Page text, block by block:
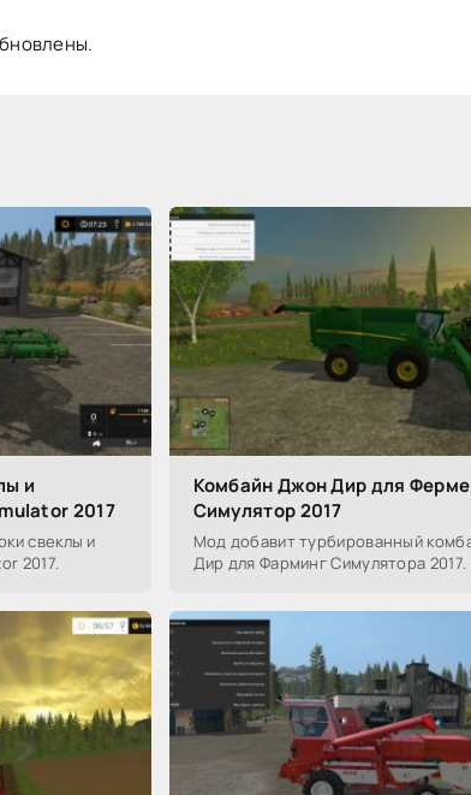
и
2017
свеклы и
2017.
Комбайн Джон Дир для
Симулятор 2017
Мод добавит турбированный
Дир для Фарминг Симулятора 2017.